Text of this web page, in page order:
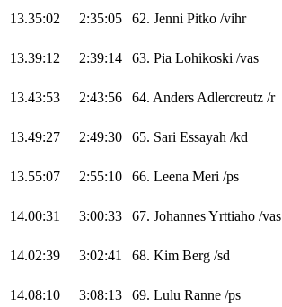
13.35:02 2:35:05 62. Jenni Pitko /vihr
13.39:12 2:39:14 63. Pia Lohikoski /vas
13.43:53 2:43:56 64. AndersAdlercreutz /r
13.49:27 2:49:30 65. Sari Essayah /kd
13.55:07 2:55:10 66. Leena Meri /ps
14.00:31 3:00:33 67. JohannesYrttiaho /vas
14.02:39 3:02:41 68. Kim Berg /sd
14.08:10 3:08:13 69. Lulu Ranne /ps